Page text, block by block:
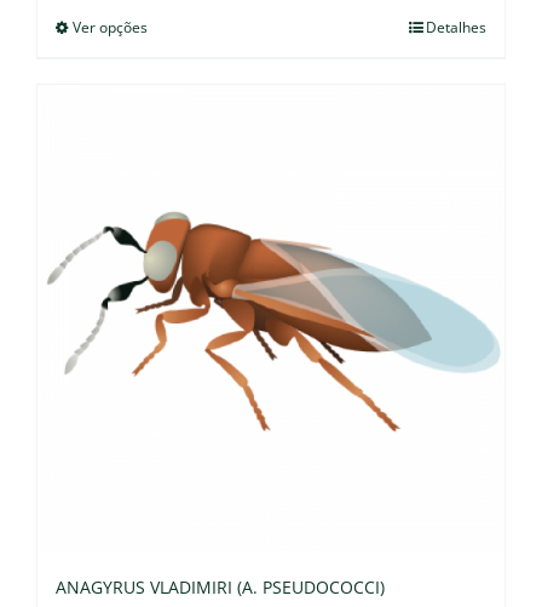
Ver opções Detalhes
ANAGYRUS VLADIMIRI (A. PSEUDOCOCCI)